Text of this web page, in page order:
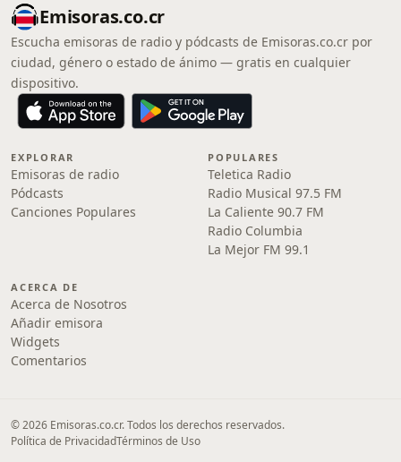
Emisoras.co.cr
Escucha emisoras de radio y pódcasts de Emisoras.co.cr por
ciudad, género o estado de ánimo — gratis en cualquier
dispositivo.
EXPLORAR
Emisoras de radio
Pódcasts
Canciones Populares
POPULARES
Teletica Radio
Radio Musical 97.5 FM
La Caliente 90.7 FM
Radio Columbia
La Mejor FM 99.1
ACERCA DE
Acerca de Nosotros
Añadir emisora
Widgets
Comentarios
© 2026 Emisoras.co.cr. Todos los derechos reservados.
Política de PrivacidadTérminos de Uso